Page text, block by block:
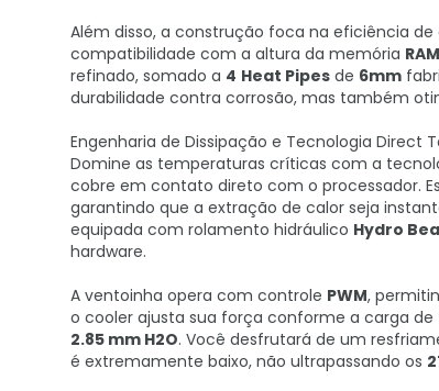
Além disso, a construção foca na eficiência
compatibilidade com a altura da memória RAM
refinado, somado a 4 Heat Pipes de 6mm
durabilidade contra corrosão, mas também
Engenharia de Dissipação e Tecnologia Direct
Domine as temperaturas críticas com a
cobre em contato direto com o processador.
garantindo que a extração de calor seja
equipada com rolamento hidráulico Hydro
hardware.
A ventoinha opera com controle PWM,
o cooler ajusta sua força conforme a carga
2.85 mm H2O. Você desfrutará de um
é extremamente baixo, não ultrapassando os